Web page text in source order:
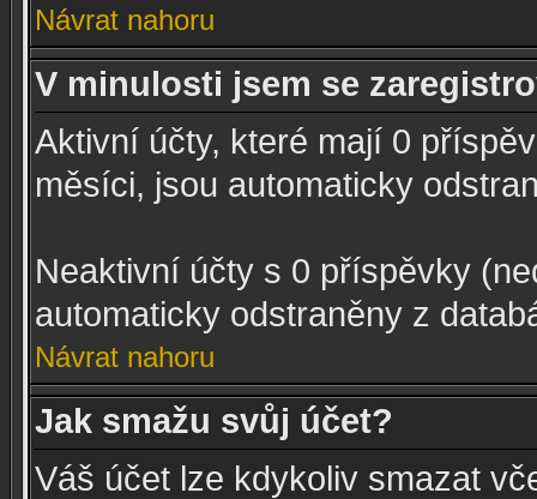
Návrat nahoru
V minulosti jsem se
Aktivní účty, které mají 0
měsíci, jsou automaticky
Neaktivní účty s 0 příspěvky
automaticky odstraněny z
Návrat nahoru
Jak smažu svůj účet?
Váš účet lze kdykoliv smazat